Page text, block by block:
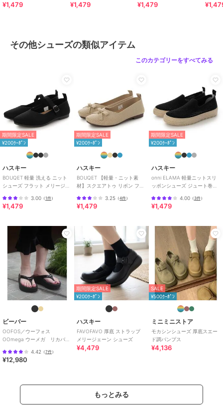
¥1,479
ットシューズ
¥1,479
レースアップカジュアルスニ
¥1,479
カジュ
その他シューズの類似アイテム
このカテゴリーをすべてみる
期間限定SALE
¥200ｸｰﾎﾟﾝ
ハスキー
BOUQET 軽量 洗える ニット
シューズ フラット メリージェ
3.00 （1件）
¥1,479
期間限定SALE
¥200ｸｰﾎﾟﾝ
ハスキー
BOUQET 【軽量・ニット素
材】スクエアトゥ リボン フラ
3.25 （4件）
¥1,479
期間限定SALE
¥200ｸｰﾎﾟﾝ
ハスキー
onni ELAMA 軽量ニットスリ
ッポンシューズ ジュート巻き
4.00（3件）
¥1,479
ビーバー
OOFOS／ウーフォス
OOmega ウーメガ リカバリ
4.42 （7件）
¥12,980
期間限定SALE
¥200ｸｰﾎﾟﾝ
ハスキー
FAVOFAVO 厚底 ストラップ
メリージェーン シューズ
¥4,479
SALE
¥500ｸｰﾎﾟﾝ
ミニミニストア
モカシンシューズ 厚底スエー
ド調パンプス
¥4,136
もっとみる